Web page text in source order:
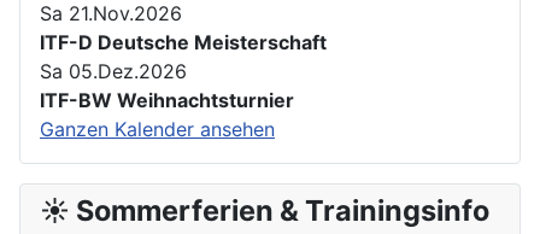
Sa 21.Nov.2026
ITF-D Deutsche Meisterschaft
Sa 05.Dez.2026
ITF-BW Weihnachtsturnier
Ganzen Kalender ansehen
☀️ Sommerferien & Trainingsinfo